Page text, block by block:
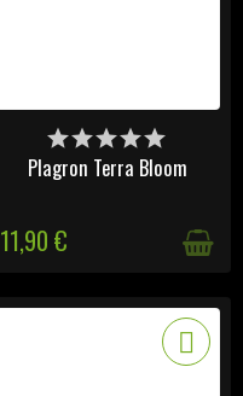
DISPONIBLE
Plagron Terra Bloom
11,90 €